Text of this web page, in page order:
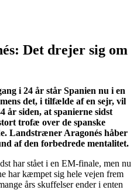
Det drejer sig om
i 24 år står Spanien nu i en
det, i tilfælde af en sejr, vil
år siden, at spanierne sidst
trofæ over de spanske
Landstræner Aragonés håber
af den forbedrede mentalitet.
har stået i en EM-finale, men nu
har kæmpet sig hele vejen frem
års skuffelser ender i enten